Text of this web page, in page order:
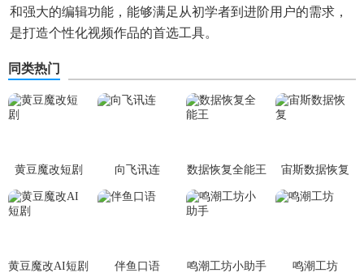
和强大的编辑功能，能够满足从初学者到进阶用户的需求，
是打造个性化视频作品的首选工具。
同类热门
黄豆魔改短剧 向飞讯连 数据恢复全能王 宙斯数据恢复
黄豆魔改AI短剧 伴鱼口语 鸣潮工坊小助手 鸣潮工坊